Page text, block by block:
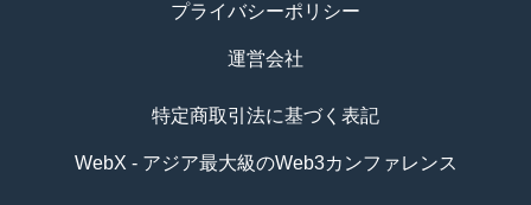
プライバシーポリシー
運営会社
特定商取引法に基づく表記
WebX - アジア最大級のWeb3カンファレンス